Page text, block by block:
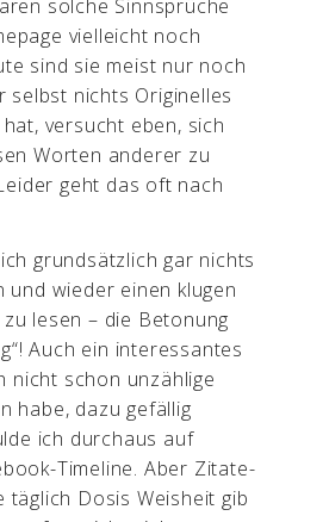
solche Sinnsprüche
vielleicht noch
sind sie meist nur noch
selbst nichts Originelles
versucht eben, sich
Worten anderer zu
geht das oft nach
grundsätzlich gar nichts
und wieder einen klugen
lesen – die Betonung
Auch ein interessantes
nicht schon unzählige
habe, dazu gefällig
ich durchaus auf
Timeline. Aber Zitate-
täglich Dosis Weisheit gib